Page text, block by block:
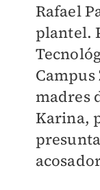
Rafael
plantel.
madres
Karina,